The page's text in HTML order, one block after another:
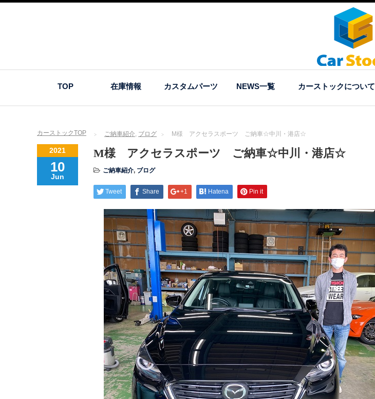
TOP 在庫情報 カスタムパーツ NEWS一覧 カーストックについて
カーストックTOP ご納車紹介, ブログ M様 アクセラスポーツ ご納車☆中川・港店☆
2021
10
Jun
M様 アクセラスポーツ ご納車☆中川・港店☆
ご納車紹介, ブログ
Tweet Share +1 Hatena Pin it